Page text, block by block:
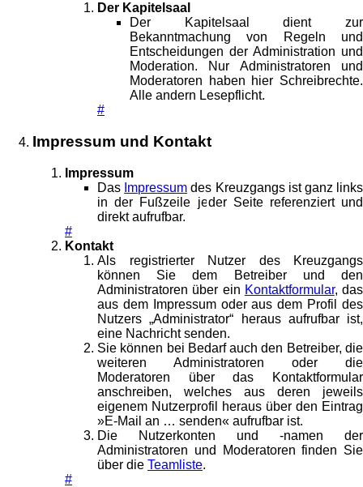
Der Kapitelsaal
Der Kapitelsaal dient zur
Bekanntmachung von Regeln und
Entscheidungen der Administration und
Moderation. Nur Administratoren und
Moderatoren haben hier Schreibrechte.
Alle andern Lesepflicht.
#
Impressum und Kontakt
Impressum
Das Impressum des Kreuzgangs ist ganz links
in der Fußzeile jeder Seite referenziert und
direkt aufrufbar.
#
Kontakt
Als registrierter Nutzer des Kreuzgangs
können Sie dem Betreiber und den
Administratoren über ein Kontaktformular, das
aus dem Impressum oder aus dem Profil des
Nutzers „Administrator“ heraus aufrufbar ist,
eine Nachricht senden.
Sie können bei Bedarf auch den Betreiber, die
weiteren Administratoren oder die
Moderatoren über das Kontaktformular
anschreiben, welches aus deren jeweils
eigenem Nutzerprofil heraus über den Eintrag
»E-Mail an … senden« aufrufbar ist.
Die Nutzerkonten und -namen der
Administratoren und Moderatoren finden Sie
über die Teamliste.
#